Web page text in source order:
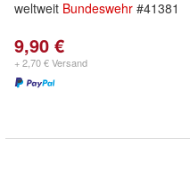
weltweit Bundeswehr #41381
9,90 €
+ 2,70 € Versand